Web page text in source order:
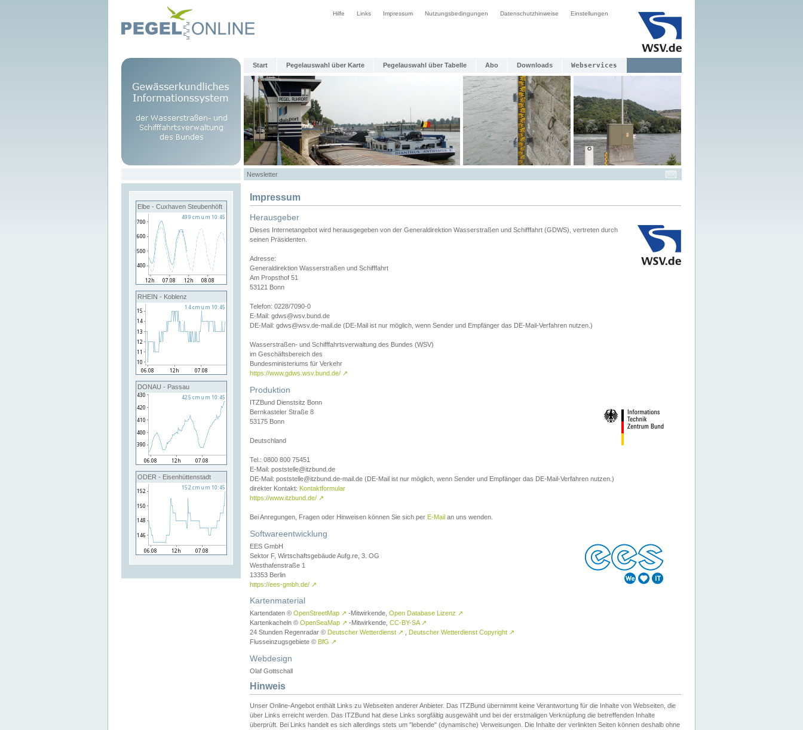
Hilfe Links Impressum Nutzungsbedingungen Datenschutzhinweise Einstellungen
Start Pegelauswahl über Karte Pegelauswahl über Tabelle Abo Downloads Webservices
Newsletter
Elbe - Cuxhaven Steubenhöft
RHEIN - Koblenz
DONAU - Passau
ODER - Eisenhüttenstadt
Impressum
Herausgeber
Dieses Internetangebot wird herausgegeben von der Generaldirektion Wasserstraßen und Schifffahrt (GDWS), vertreten durch
seinen Präsidenten.
Adresse:
Generaldirektion Wasserstraßen und Schifffahrt
Am Propsthof 51
53121 Bonn
Telefon: 0228/7090-0
E-Mail: gdws@wsv.bund.de
DE-Mail: gdws@wsv.de-mail.de (DE-Mail ist nur möglich, wenn Sender und Empfänger das DE-Mail-Verfahren nutzen.)
Wasserstraßen- und Schifffahrtsverwaltung des Bundes (WSV)
im Geschäftsbereich des
Bundesministeriums für Verkehr
https://www.gdws.wsv.bund.de/ ↗
Produktion
ITZBund Dienstsitz Bonn
Bernkasteler Straße 8
53175 Bonn
Deutschland
Tel.: 0800 800 75451
E-Mail: poststelle@itzbund.de
DE-Mail: poststelle@itzbund.de-mail.de (DE-Mail ist nur möglich, wenn Sender und Empfänger das DE-Mail-Verfahren nutzen.)
direkter Kontakt: Kontaktformular
https://www.itzbund.de/ ↗
Bei Anregungen, Fragen oder Hinweisen können Sie sich per E-Mail an uns wenden.
Softwareentwicklung
EES GmbH
Sektor F, Wirtschaftsgebäude Aufg.re, 3. OG
Westhafenstraße 1
13353 Berlin
https://ees-gmbh.de/ ↗
Kartenmaterial
Kartendaten © OpenStreetMap ↗ -Mitwirkende, Open Database Lizenz ↗
Kartenkacheln © OpenSeaMap ↗ -Mitwirkende, CC-BY-SA ↗
24 Stunden Regenradar © Deutscher Wetterdienst ↗ Deutscher Wetterdienst Copyright ↗
Flusseinzugsgebiete © BfG ↗
Webdesign
Olaf Gottschall
Hinweis
Unser Online-Angebot enthält Links zu Webseiten anderer Anbieter. Das ITZBund übernimmt keine Verantwortung für die Inhalte von Webseiten, die
über Links erreicht werden. Das ITZBund hat diese Links sorgfältig ausgewählt und bei der erstmaligen Verknüpfung die betreffenden Inhalte
überprüft. Bei Links handelt es sich allerdings stets um "lebende" (dynamische) Verweisungen. Die Inhalte der verlinkten Seiten können deshalb ohne